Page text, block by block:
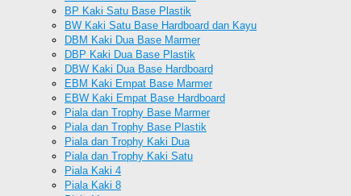
BP Kaki Satu Base Plastik
BW Kaki Satu Base Hardboard dan Kayu
DBM Kaki Dua Base Marmer
DBP Kaki Dua Base Plastik
DBW Kaki Dua Base Hardboard
EBM Kaki Empat Base Marmer
EBW Kaki Empat Base Hardboard
Piala dan Trophy Base Marmer
Piala dan Trophy Base Plastik
Piala dan Trophy Kaki Dua
Piala dan Trophy Kaki Satu
Piala Kaki 4
Piala Kaki 8